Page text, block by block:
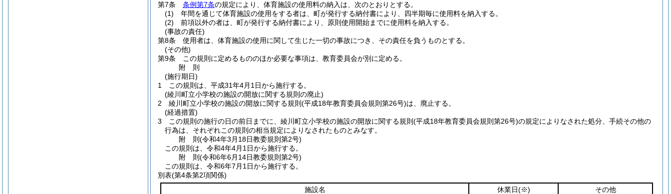
第7条
条例第7条の規定により、体育施設の使用料の納入は、次のとおりとする。
(1)
年間を通じて体育施設の使用をする者は、町が発行する納付書により、四半期毎に使用料を納入する。
(2)
前項以外の者は、町が発行する納付書により、原則使用開始までに使用料を納入する。
(事故の責任)
第8条
使用者は、体育施設の使用に関して生じた一切の事故につき、その責任を負うものとする。
(その他)
第9条
この規則に定めるもののほか必要な事項は、教育委員会が別に定める。
附 則
(施行期日)
1
この規則は、平成31年4月1日から施行する。
(綾川町立小学校の施設の開放に関する規則の廃止)
2
綾川町立小学校の施設の開放に関する規則 (平成18年教育委員会規則第26号)は、廃止する。
(経過措置)
3
この規則の施行の日の前日までに、綾川町立小学校の施設の開放に関する規則 (平成18年教育委員会規則第26号)の規定によりなされた処分、手続その他の
行為は、それぞれこの規則の相当規定によりなされたものとみなす。
附 則(令和4年3月18日教委規則第2号)
この規則は、令和4年4月1日から施行する。
附 則(令和6年6月14日教委規則第2号)
この規則は、令和6年7月1日から施行する。
別表(第4条第2項関係)
施設名
休業日(※)
その他